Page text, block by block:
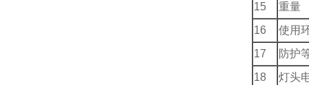
15
重量
16
使用
17
防护
18
灯头